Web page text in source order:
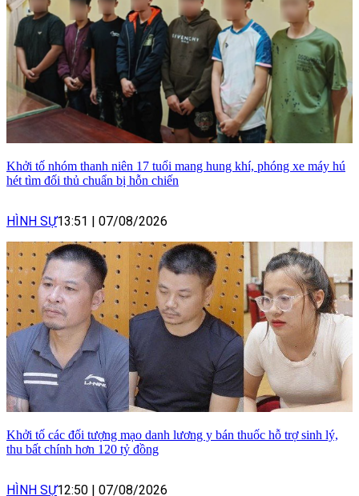
Khởi tố nhóm thanh niên 17 tuổi mang hung khí, phóng xe máy hú
hét tìm đối thủ chuẩn bị hỗn chiến
HÌNH SỰ13:51 07/08/2026
Khởi tố các đối tượng mạo danh lương y bán thuốc hỗ trợ sinh lý,
thu bất chính hơn 120 tỷ đồng
HÌNH SỰ12:50 | 07/08/2026